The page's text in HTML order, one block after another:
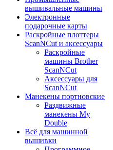
вышивальные машины
Электронные
подарочные карты
Раскройные плоттеры
ScanNCut и аксессуары
Раскройные
машины Brother
ScanNCut
Аксессуары для
ScanNCut
Манекены портновские
Раздвижные
манекены My
Double
Всё для машинной
вышивки